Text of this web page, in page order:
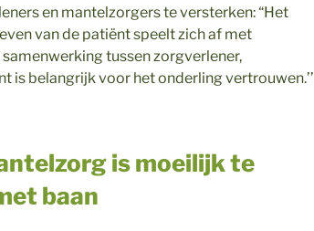
en mantelzorgers te versterken: “Het
van de patiënt speelt zich af met
tussen zorgverlener,
is belangrijk voor het onderling vertrouwen.’’
is moeilijk te
baan